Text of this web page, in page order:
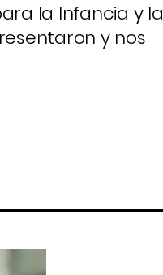
la Infancia y la
y nos